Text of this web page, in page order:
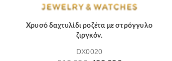
Χρυσό δαχτυλίδι ροζέτα με στρόγγυλο
ζιργκόν.
DX0020